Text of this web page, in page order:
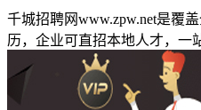
千城招聘网www.zpw.net是覆
历，企业可直招本地人才，一